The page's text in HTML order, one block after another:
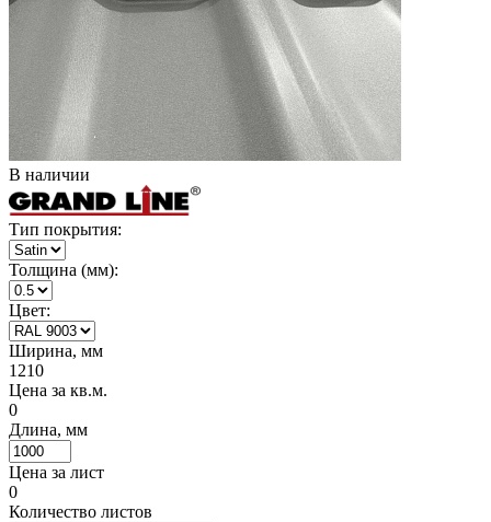
В наличии
Тип покрытия:
Толщина (мм):
Цвет:
Ширина, мм
1210
Цена за кв.м.
0
Длина, мм
Цена за лист
0
Количество листов